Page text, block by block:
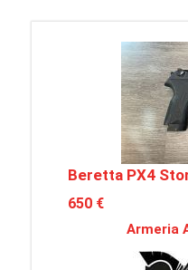
Beretta PX4
650 €
Armeria